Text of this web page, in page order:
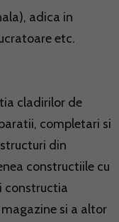
adica in
etc.
cladirilor de
completari si
din
constructiile cu
constructia
si a altor